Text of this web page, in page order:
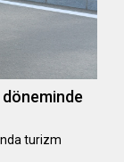
turizm